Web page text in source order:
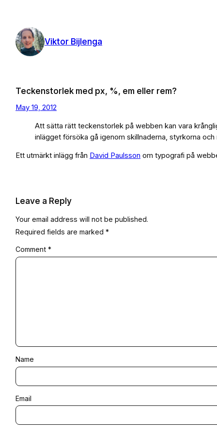
content
Viktor Bijlenga
Teckenstorlek med px, %, em eller rem?
May 19, 2012
Att sätta rätt teckenstorlek på webben kan vara
inlägget försöka gå igenom skillnaderna, styrkorna
Ett utmärkt inlägg från David Paulsson om typografi på
Leave a Reply
Your email address will not be published.
Required fields are marked *
Comment *
Name
Email